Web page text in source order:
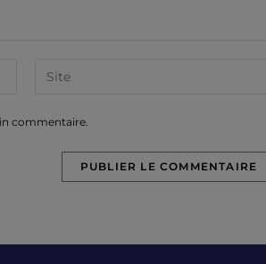
commentaire.